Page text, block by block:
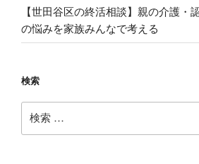
【世田谷区の終活相談】親の介護・
の悩みを家族みんなで考える
検索
検
索: